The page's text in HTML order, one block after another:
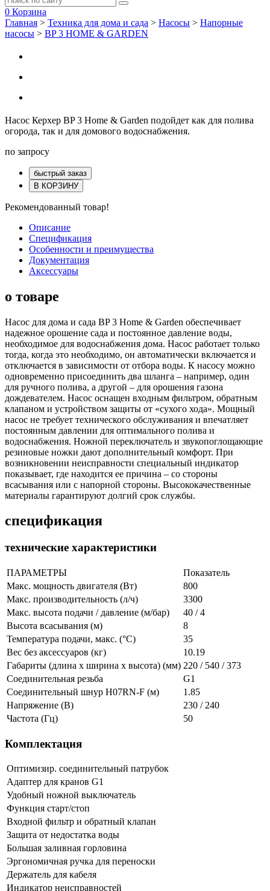
0 Корзина
Главная > Техника для дома и сада > Насосы > Напорные
насосы > BP 3 HOME & GARDEN
Насос Керхер BP 3 Home & Garden подойдет как для полива
огорода, так и для домового водоснабжения.
по запросу
быстрый заказ
В КОРЗИНУ
Рекомендованный товар!
Описание
Спецификация
Особенности и преимущества
Документация
Аксессуары
о товаре
Насос для дома и сада BP 3 Home & Garden обеспечивает
надежное орошение сада и постоянное давление воды,
необходимое для водоснабжения дома. Насос работает только
тогда, когда это необходимо, он автоматически включается и
отключается в зависимости от отбора воды. К насосу можно
одновременно присоединить два шланга – например, один
для ручного полива, а другой – для орошения газона
дождевателем. Насос оснащен входным фильтром, обратным
клапаном и устройством защиты от «сухого хода». Мощный
насос не требует технического обслуживания и впечатляет
постоянным давлении для оптимального полива и
водоснабжения. Ножной переключатель и звукопоглощающие
резиновые ножки дают дополнительный комфорт. При
возникновении неисправности специальный индикатор
показывает, где находится ее причина – со стороны
всасывания или с напорной стороны. Высококачественные
материалы гарантируют долгий срок службы.
спецификация
технические характеристики
ПАРАМЕТРЫ
Показатель
Макс. мощность двигателя (Вт)
800
Макс. производительность (л/ч)
3300
Макс. высота подачи / давление (м/бар)
40 / 4
Высота всасывания (м)
8
Температура подачи, макс. (°C)
35
Вес без аксессуаров (кг)
10.19
Габариты (длина х ширина х высота) (мм) 220 / 540 / 373
Соединительная резьба
G1
Соединительный шнур H07RN-F (м)
1.85
Напряжение (В)
230 / 240
Частота (Гц)
50
Комплектация
Оптимизир. соединительный патрубок
Адаптер для кранов G1
Удобный ножной выключатель
Функция старт/стоп
Входной фильтр и обратный клапан
Защита от недостатка воды
Большая заливная горловина
Эргономичная ручка для переноски
Держатель для кабеля
Индикатор неисправностей